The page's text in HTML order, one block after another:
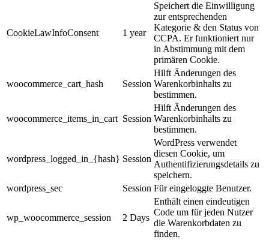
CookieLawInfoConsent 1 year
Speichert die Einwilligung
zur entsprechenden
Kategorie & den Status von
CCPA. Er funktioniert nur
in Abstimmung mit dem
primären Cookie.
woocommerce_cart_hash Session
Hilft Änderungen des
Warenkorbinhalts zu
bestimmen.
woocommerce_items_in_cart Session
Hilft Änderungen des
Warenkorbinhalts zu
bestimmen.
wordpress_logged_in_{hash} Session
WordPress verwendet
diesen Cookie, um
Authentifizierungsdetails zu
speichern.
wordpress_sec
Session Für eingeloggte Benutzer.
wp_woocommerce_session 2 Days
Enthält einen eindeutigen
Code um für jeden Nutzer
die Warenkorbdaten zu
finden.